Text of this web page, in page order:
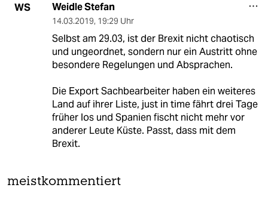
WS Weidle Stefan
14.03.2019, 19:29 Uhr
Selbst am 29.03, ist der Brexit nicht chaotisch
und ungeordnet, sondern nur ein Austritt ohne
besondere Regelungen und Absprachen.
Die Export Sachbearbeiter haben ein weiteres
Land auf ihrer Liste, just in time fährt drei Tage
früher los und Spanien fischt nicht mehr vor
anderer Leute Küste. Passt, dass mit dem
Brexit.
meistkommentiert